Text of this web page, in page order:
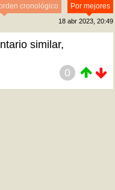
Por mejores
cronológico
18 abr 2023, 20:49
similar,
0